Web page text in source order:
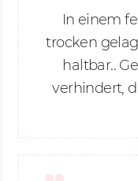
In einem
trocken
haltbar..
verhindert,